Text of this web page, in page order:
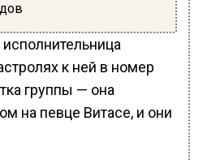
к ней в номер
группы — она
на певце Витасе, и они